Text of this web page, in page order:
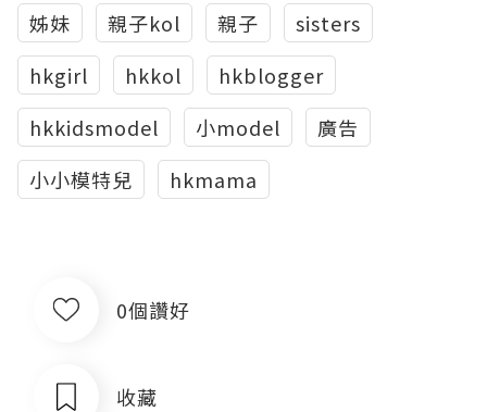
姊妹 親子kol 親子
sisters
hkgirl
hkkol
hkblogger
hkkidsmodel
小model
廣告
小小模特兒
hkmama
0個讚好
收藏